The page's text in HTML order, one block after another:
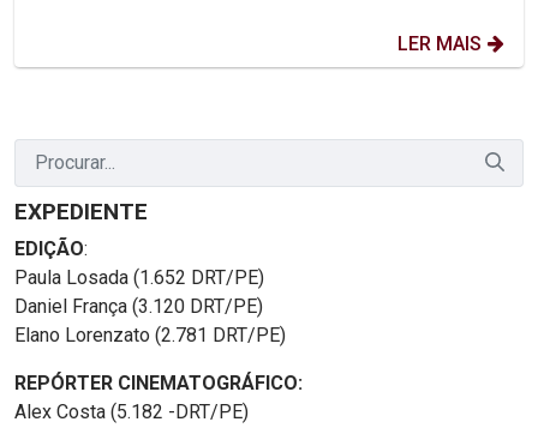
LER MAIS
EXPEDIENTE
EDIÇÃO:
Paula Losada (1.652 DRT/PE)
Daniel França (3.120 DRT/PE)
Elano Lorenzato (2.781 DRT/PE)
REPÓRTER CINEMATOGRÁFICO:
Alex Costa (5.182 -DRT/PE)